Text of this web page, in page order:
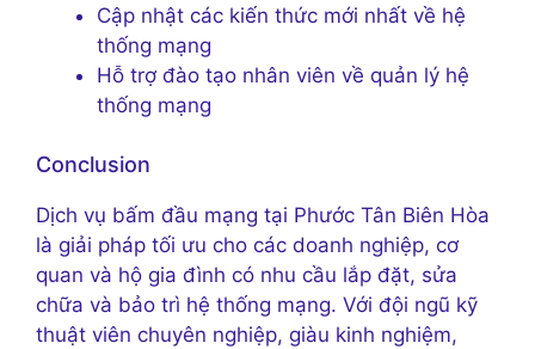
Cập nhật các kiến thức mới nhất về hệ
thống mạng
Hỗ trợ đào tạo nhân viên về quản lý hệ
thống mạng
Conclusion
Dịch vụ bấm đầu mạng tại Phước Tân Biên Hòa
là giải pháp tối ưu cho các doanh nghiệp, cơ
quan và hộ gia đình có nhu cầu lắp đặt, sửa
chữa và bảo trì hệ thống mạng. Với đội ngũ kỹ
thuật viên chuyên nghiệp, giàu kinh nghiệm,